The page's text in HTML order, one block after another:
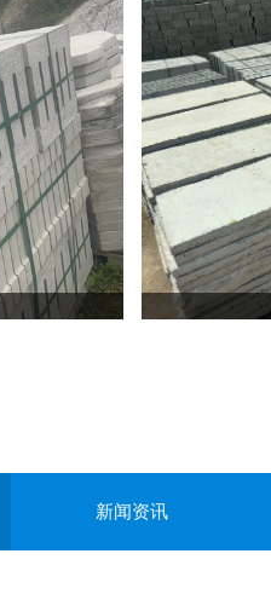
新闻资讯